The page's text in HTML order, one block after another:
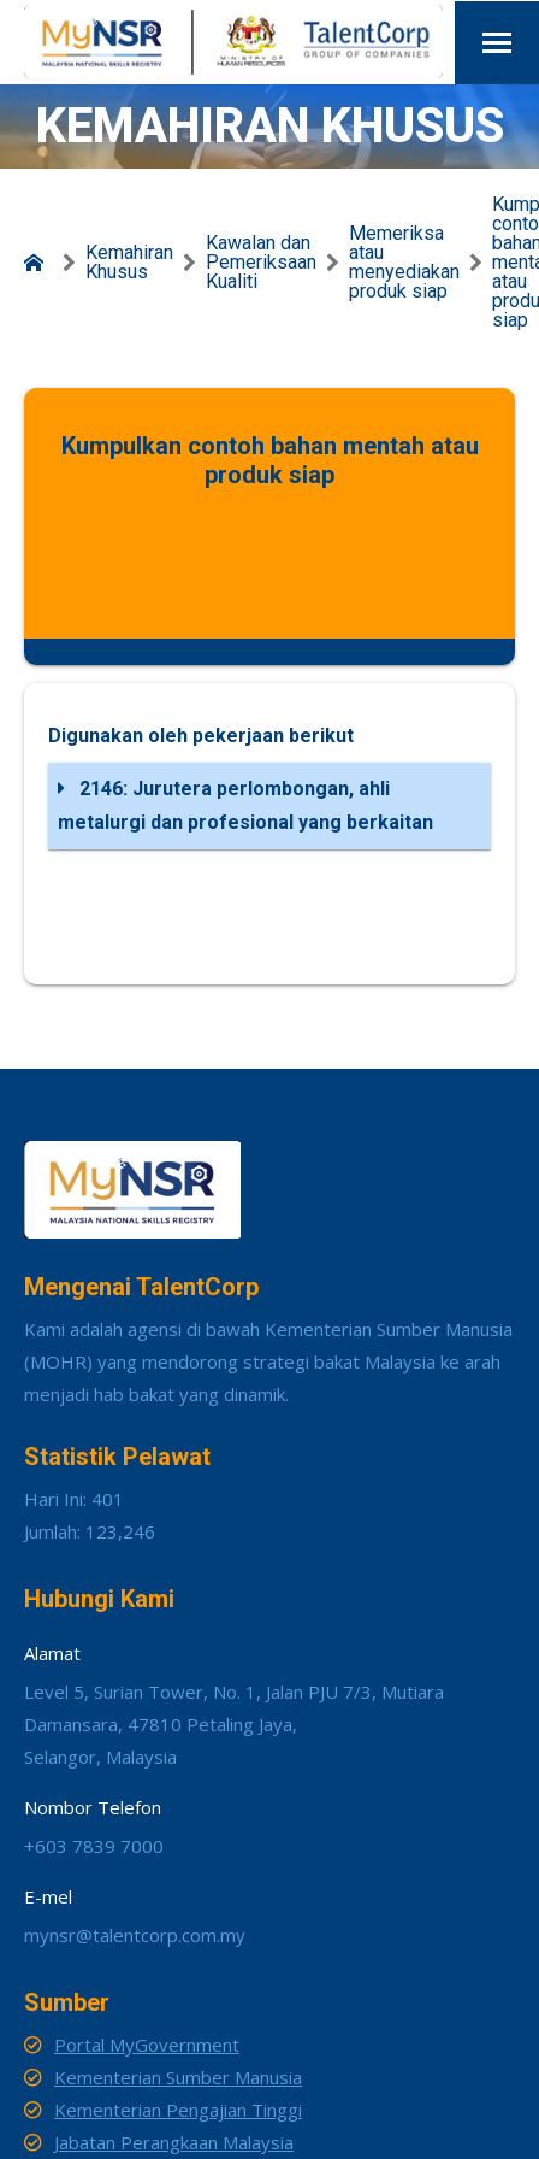
KEMAHIRAN KHUSUS
Kemahiran
Khusus
Kawalan dan
Pemeriksaan
Kualiti
Memeriksa
atau
menyediakan
produk siap
atau
siap
Kumpulkan contoh bahan mentah atau
produk siap
Digunakan oleh pekerjaan berikut
2146: Jurutera perlombongan, ahli
metalurgi dan profesional yang berkaitan
Mengenai TalentCorp
Kami adalah agensi di bawah Kementerian Sumber Manusia
(MOHR) yang mendorong strategi bakat Malaysia ke arah
menjadi hab bakat yang dinamik.
Statistik Pelawat
Hari Ini: 401
Jumlah: 123,246
Hubungi Kami
Alamat
Level 5, Surian Tower, No. 1, Jalan PJU 7/3, Mutiara
Damansara, 47810 Petaling Jaya,
Selangor, Malaysia
Nombor Telefon
+603 7839 7000
E-mel
mynsr@talentcorp.com.my
Sumber
Portal MyGovernment
Kementerian Sumber Manusia
Kementerian Pengajian Tinggi
Jabatan Perangkaan Malaysia